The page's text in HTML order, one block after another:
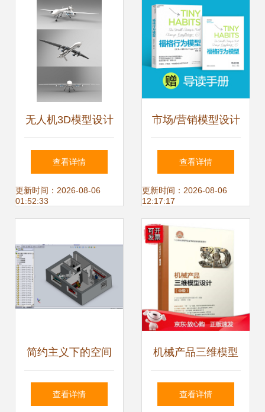
元
无人机3D模型设计
图下载 开启电子产
品设计新篇章
查看详情
更新时间：2026-08-06
01:52:33
市场/营销模型设计
理论框架与实战应
用
查看详情
更新时间：2026-08-06
12:17:17
简约主义下的空间
重塑 我的公寓室内
查看详情
机械产品三维模型
设计（中级）的实
查看详情